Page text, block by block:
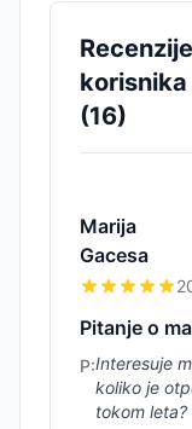
Recenzije
korisnika
(16)
Marija
Gacesa
Pitanje o
P:Interesuje
koliko je
tokom leta?